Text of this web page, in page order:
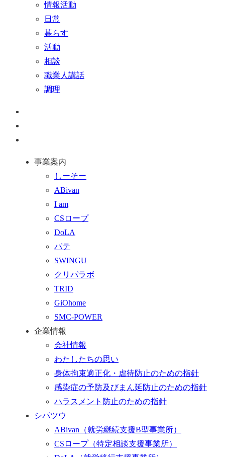
情報活動
日常
暮らす
活動
相談
職業人講話
調理
事業案内
しーそー
ABivan
I am
CSロープ
DoLA
パテ
SWINGU
クリパラボ
TRID
GiOhome
SMC-POWER
企業情報
会社情報
わたしたちの思い
身体拘束適正化・虐待防止のための指針
感染症の予防及びまん延防止のための指針
ハラスメント防止のための指針
シパツウ
ABivan （就労継続支援B型事業所）
CSロープ （特定相談支援事業所）